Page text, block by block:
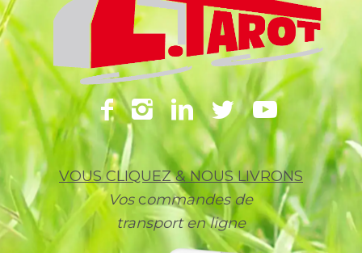
VOUS CLIQUEZ & NOUS LIVRONS
Voscommandes de
transport en ligne